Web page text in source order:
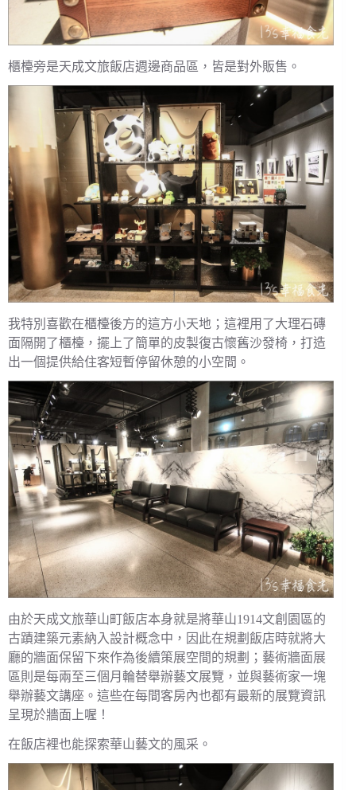
櫃檯旁是天成文旅飯店週邊商品區，皆是對外販售。
我特別喜歡在櫃檯後方的這方小天地；這裡用了大理石磚
面隔開了櫃檯，擺上了簡單的皮製復古懷舊沙發椅，打造
出一個提供給住客短暫停留休憩的小空間。
由於天成文旅華山町飯店本身就是將華山1914文創園區的
古蹟建築元素納入設計概念中，因此在規劃飯店時就將大
廳的牆面保留下來作為後續策展空間的規劃；藝術牆面展
區則是每兩至三個月輪替舉辦藝文展覽，並與藝術家一塊
舉辦藝文講座。這些在每間客房內也都有最新的展覽資訊
呈現於牆面上喔！
在飯店裡也能探索華山藝文的風采。